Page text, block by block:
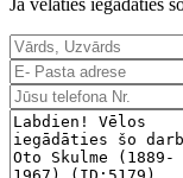
Ja vēlaties iegādāties